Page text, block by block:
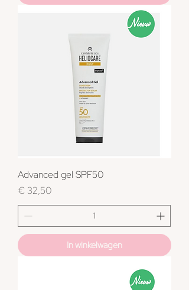
Advanced gel SPF50
Prijs
€ 32,50
In winkelwagen